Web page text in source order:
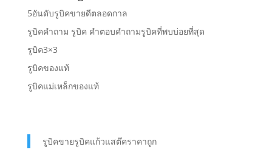
5อันดับรูบิคขายดีตลอดกาล
รูบิคคำถาม รูบิค คำตอบคำถามรูบิคที่พบบ่อยที่สุด
รูบิค3×3
รูบิคของแท้
รูบิคแม่เหล็กของแท้
รูบิคขายรูบิคแก้วแสต๊คราคาถูก